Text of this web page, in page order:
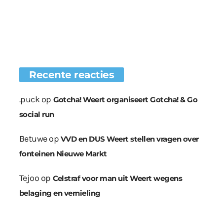
Recente reacties
.puckop Gotcha! Weert organiseert Gotcha! & Go
social run
Betuweop VVD en DUS Weert stellen vragen over
fonteinen Nieuwe Markt
Tejoo op Celstraf voor man uit Weert wegens
belaging en vernieling